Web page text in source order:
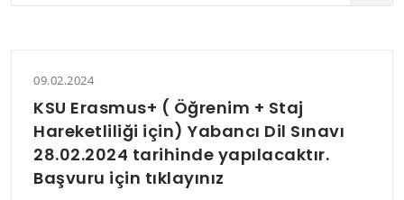
09.02.2024
KSU Erasmus+ ( Öğrenim + Staj
Hareketliliği için) Yabancı Dil Sınavı
28.02.2024 tarihinde yapılacaktır.
Başvuru için tıklayınız